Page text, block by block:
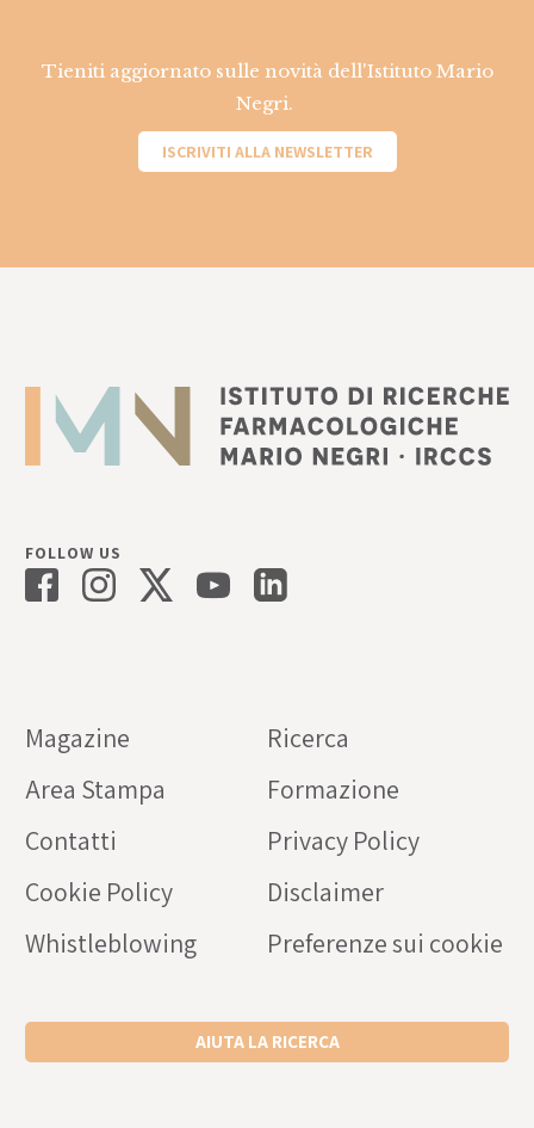
Tieniti aggiornato sulle novità dell'Istituto Mario
Negri.
ISCRIVITI ALLA NEWSLETTER
FOLLOW US
Magazine
Ricerca
Area Stampa
Formazione
Contatti
Privacy Policy
Cookie Policy
Disclaimer
Whistleblowing
Preferenze sui cookie
AIUTA LA RICERCA